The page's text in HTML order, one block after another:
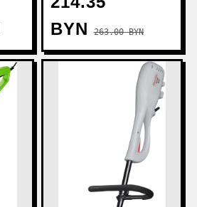
BYN
263.00 BYN